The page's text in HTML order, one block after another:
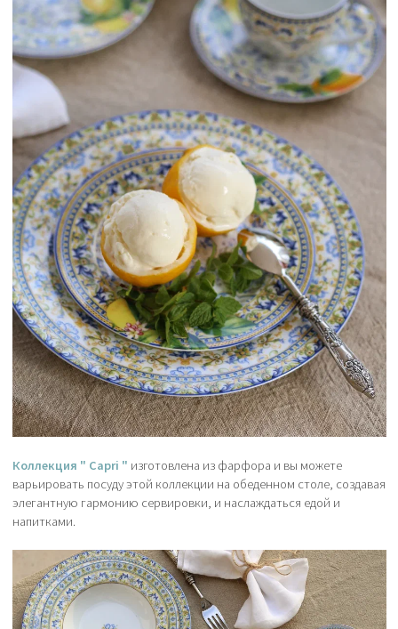
Коллекция " Capri " изготовлена из фарфора и вы можете
варьировать посуду этой коллекции на обеденном столе, создавая
элегантную гармонию сервировки, и наслаждаться едой и
напитками.